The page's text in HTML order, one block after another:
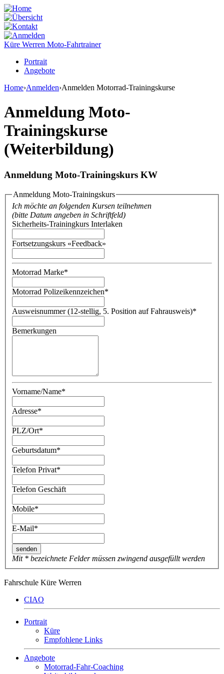
Küre Werren Moto-Fahrtrainer
Portrait
Angebote
Home›Anmelden›Anmelden Motorrad-Trainingskurse
Anmeldung Moto-
Trainingskurse
(Weiterbildung)
Anmeldung Moto-Trainingskurs KW
Anmeldung Moto-Trainingskurs
Ich möchte an folgenden Kursen teilnehmen
(bitte Datum angeben in Schriftfeld)
Sicherheits-Trainingkurs Interlaken
Fortsetzungskurs «Feedback»
Motorrad Marke*
Motorrad Polizeikennzeichen*
Ausweisnummer (12-stellig, 5. Position auf Fahrausweis)*
Bemerkungen
Vorname/Name*
Adresse*
PLZ/Ort*
Geburtsdatum*
Telefon Privat*
Telefon Geschäft
Mobile*
E-Mail*
Mit * bezeichnete Felder müssen zwingend ausgefüllt werden
Fahrschule Küre Werren
CIAO
Portrait
Küre
Empfohlene Links
Angebote
Motorrad-Fahr-Coaching